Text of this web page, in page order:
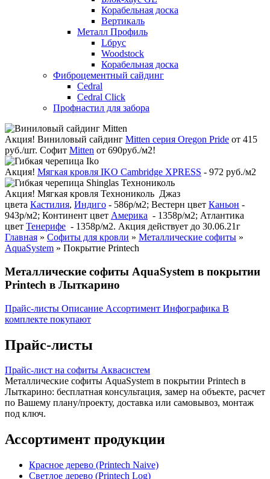
Корабельная доска
Вертикаль
Металл Профиль
Lбрус
Woodstock
Корабельная доска
Фиброцементный сайдинг
Cedral
Cedral Click
Профнастил для забора
Акция! Виниловый сайдинг Mitten серия Oregon Pride от 415
руб./шт. Софит Mitten от 690руб./м2!
Акция! Мягкая кровля IKO Cambridge XPRESS - 972 руб./м2
Акция! Мягкая кровля Технониколь Джаз
цвета Кастилия, Индиго - 586р/м2; Вестерн цвет Каньон -
943р/м2; Континент цвет Америка - 1358р/м2; Атлантика
цвет Тенерифе - 1358р/м2. Акция действует до 30.06.21г
Главная » Софиты для кровли » Металлические софиты »
AquaSystem » Покрытие Printech
Металлические софиты AquaSystem в покрытии
Printech в Лыткарино
Прайс-листы Описание Ассортимент Инфографика В
комплекте покупают
Прайс-листы
Прайс-лист на софиты Аквасистем
Металлические софиты AquaSystem в покрытии Printech в
Лыткарино: бесплатная консультация, замер на объекте, расчет
по Вашему плану/проекту, доставка или самовывоз, монтаж
под ключ.
Ассортимент продукции
Красное дерево (Printech Naive)
Светлое дерево (Printech Log)